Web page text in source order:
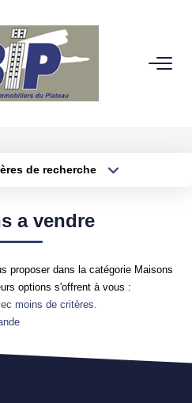
VENDUS
AGENCE
de recherche
Créer une alerte
a vendre
proposer dans la catégorie Maisons
options s'offrent à vous :
moins de critères.